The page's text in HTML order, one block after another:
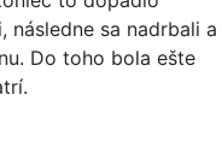
sa nadrbali a
Do toho bola ešte